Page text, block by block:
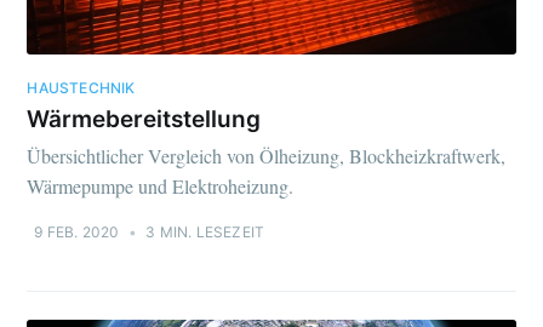
HAUSTECHNIK
Wärmebereitstellung
Übersichtlicher Vergleich von Ölheizung, Blockheizkraftwerk,
Wärmepumpe und Elektroheizung.
9 FEB. 2020 • 3 MIN. LESEZEIT